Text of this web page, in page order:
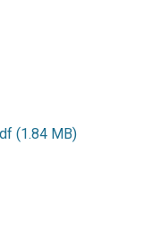
(1.84 MB)